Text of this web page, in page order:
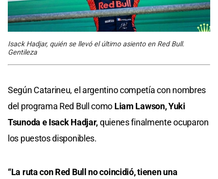
Isack Hadjar, quién se llevó el último asiento en Red Bull.
Gentileza
Según Catarineu, el argentino competía con nombres
del programa Red Bull como Liam Lawson, Yuki
Tsunoda e Isack Hadjar,quienes finalmente ocuparon
los puestos disponibles.
“La ruta con Red Bull no coincidió, tienen una